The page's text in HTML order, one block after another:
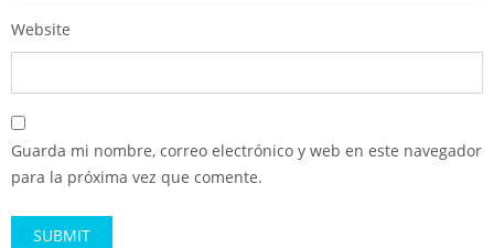
Website
Guarda mi nombre, correo electrónico y web en este navegador
para la próxima vez que comente.